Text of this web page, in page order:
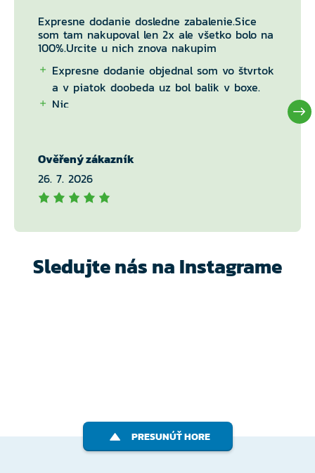
Expresne dodanie dosledne zabalenie.Sice
som tam nakupoval len 2x ale všetko bolo na
100%.Urcite u nich znova nakupim
Expresne dodanie objednal som vo štvrtok
a v piatok doobeda uz bol balik v boxe.
Nic
Ověřený zákazník
26. 7. 2026
Sledujte nás na Instagrame
PRESUNÚŤ HORE